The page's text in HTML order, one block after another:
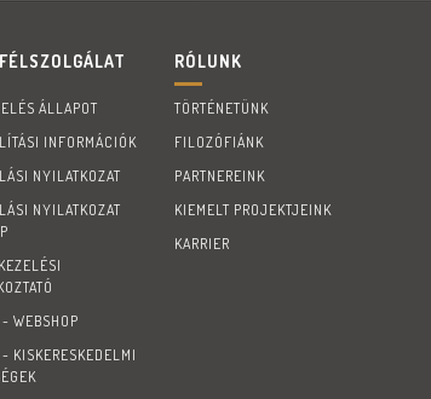
ÁLLAPOT
INFORMÁCIÓK
NYILATKOZAT
NYILATKOZAT
WEBSHOP
KISKERESKEDELMI
RÓLUNK
TÖRTÉNETÜNK
FILOZÓFIÁNK
PARTNEREINK
KIEMELT PROJEKTJEINK
KARRIER